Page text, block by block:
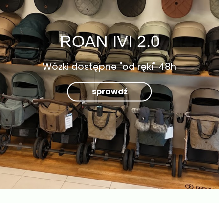
ROAN IVI 2.0
Wózki dostępne "od ręki" 48h
sprawdź